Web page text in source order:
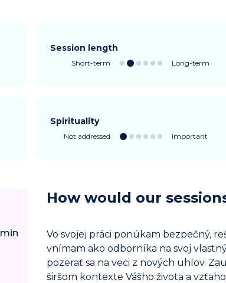
Session length
Short-term Long-term
Spirituality
Not addressed Important
min
How would our
Vo svojej práci ponúkam bezpečný,
vnímam ako odborníka na svoj
pozerať sa na veci z nových uhlov.
širšom kontexte Vášho života a